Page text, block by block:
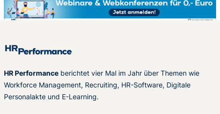
HR Performance berichtet vier Mal im Jahr über Themen wie
Workforce Management, Recruiting, HR-Software, Digitale
Personalakte und E-Learning.